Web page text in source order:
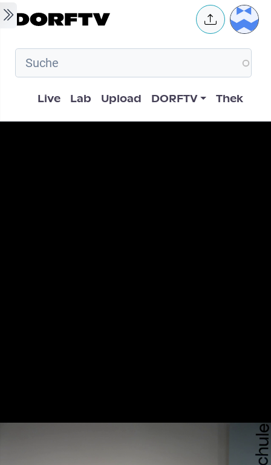
Skip to main content User
Hauptnavigation
Live Lab Upload DORFTV Thek